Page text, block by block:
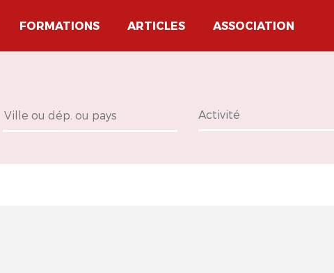
FORMATIONS ARTICLES ASSOCIATION